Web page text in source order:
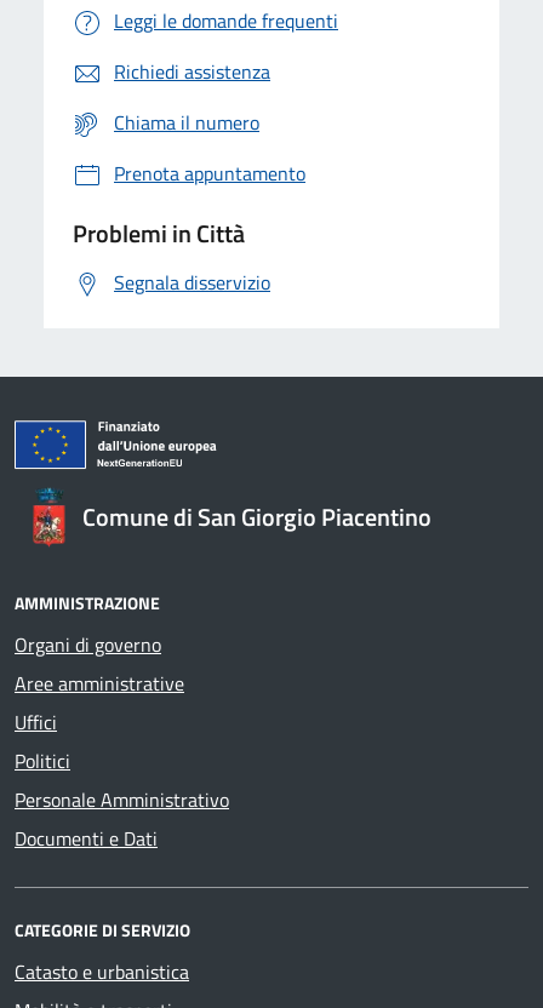
Leggi le domande frequenti
Richiedi assistenza
Chiama il numero
Prenota appuntamento
Problemi in Città
Segnala disservizio
Comune di San Giorgio Piacentino
AMMINISTRAZIONE
Organi di governo
Aree amministrative
Uffici
Politici
Personale Amministrativo
Documenti e Dati
CATEGORIE DI SERVIZIO
Catasto e urbanistica